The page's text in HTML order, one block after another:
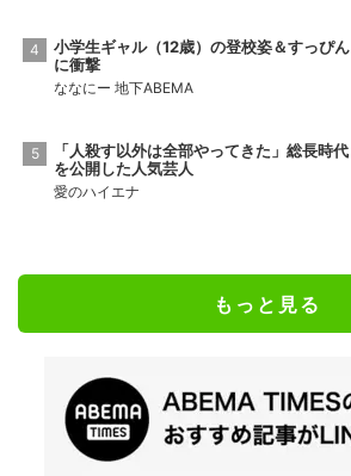
小学生ギャル（12歳）の登校姿＆すっぴん
に衝撃
ななにー 地下ABEMA
「人殺す以外は全部やってきた」総長時代
を公開した人気芸人
愛のハイエナ
もっと見る